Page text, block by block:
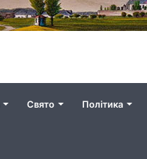
Свято Політика